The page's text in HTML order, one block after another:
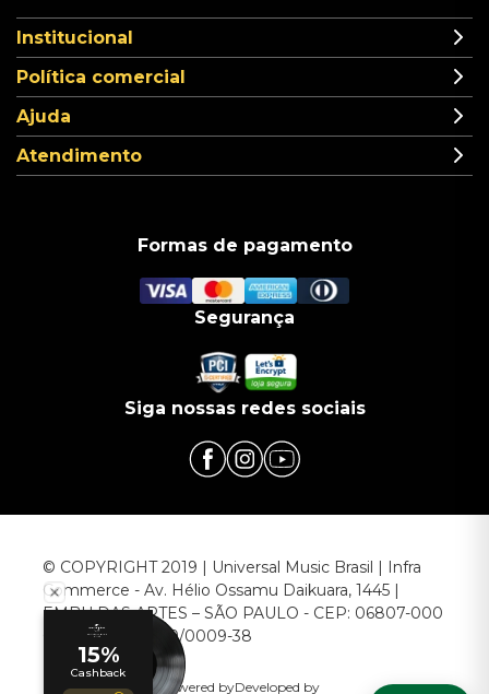
Institucional
Política comercial
Ajuda
Atendimento
Formas de pagamento
Segurança
Siga nossas redes sociais
© COPYRIGHT 2019 | Universal Music Brasil | Infra
Commerce - Av. Hélio Ossamu Daikuara, 1445 |
EMBU DAS ARTES – SÃO PAULO - CEP: 06807-000
CNPJ: 00.952.789/0009-38
Powered byDeveloped by